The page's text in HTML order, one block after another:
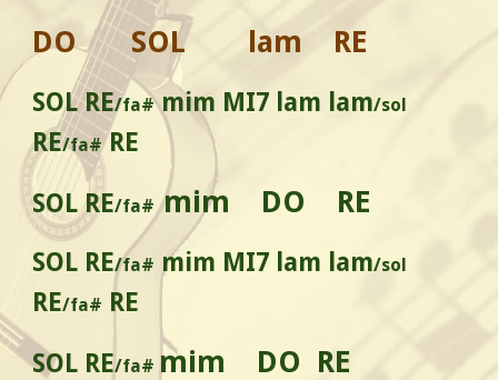
DO SOL lam RE
SOL RE/fa#mim MI7 lam lam/sol
RE/fa#RE
SOL RE/fa#mim DO RE
SOL RE/fa# mim MI7 lam lam/sol
RE/fa# RE
SOL RE/fa# mim DO RE